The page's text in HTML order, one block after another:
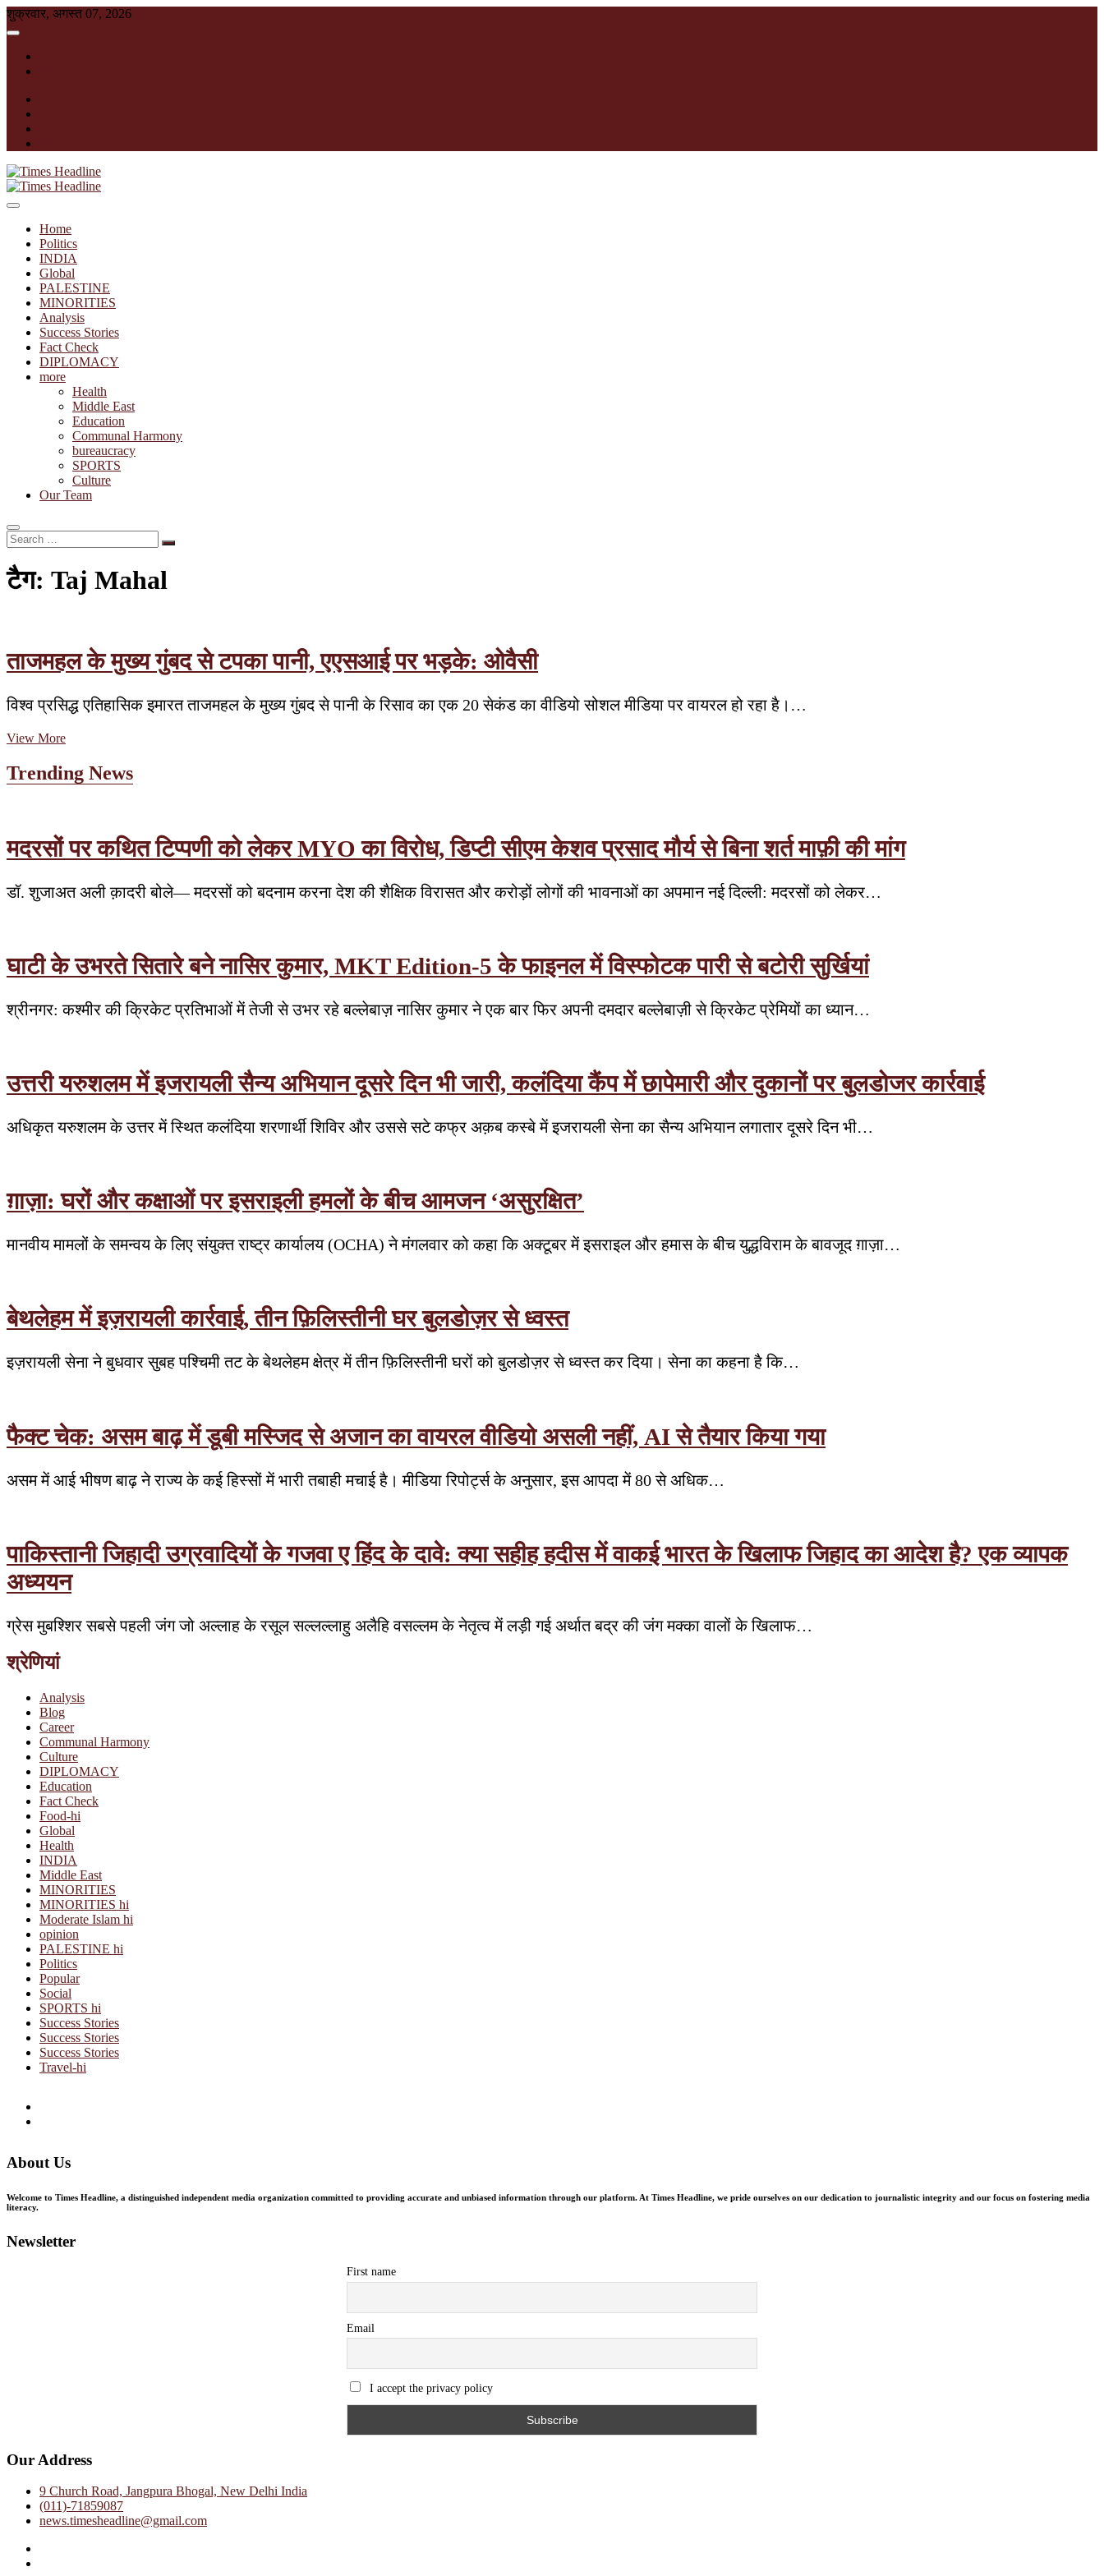
Skip
to
शुक्रवार, अगस्त 07, 2026
Times Headline
Home
Politics
INDIA
Global
PALESTINE
MINORITIES
Analysis
Success Stories
Fact Check
DIPLOMACY
more
Health
Middle East
Education
Communal Harmony
bureaucracy
SPORTS
Culture
Our Team
Search
…
टैग: Taj Mahal
ताजमहल के मुख्य गुंबद से टपका पानी, एएसआई पर भड़के: ओवैसी
विश्व प्रसिद्ध एतिहासिक इमारत ताजमहल के मुख्य गुंबद से पानी के रिसाव का एक 20 सेकंड का वीडियो सोशल मीडिया पर वायरल हो रहा है।…
View Moreताजमहल
मुख्य
गुंबद
एएसआई
पर
ओवैसी
Trending News
मदरसों पर कथित टिप्पणी को लेकर MYO का विरोध, डिप्टी सीएम केशव प्रसाद मौर्य से बिना शर्त माफ़ी की मांग
डॉ. शुजाअत अली क़ादरी बोले— मदरसों को बदनाम करना देश की शैक्षिक विरासत और करोड़ों लोगों की भावनाओं का अपमान नई दिल्ली: मदरसों को लेकर…
घाटी के उभरते सितारे बने नासिर कुमार, MKT Edition-5 के फाइनल में विस्फोटक पारी से बटोरी सुर्खियां
श्रीनगर: कश्मीर की क्रिकेट प्रतिभाओं में तेजी से उभर रहे बल्लेबाज़ नासिर कुमार ने एक बार फिर अपनी दमदार बल्लेबाज़ी से क्रिकेट प्रेमियों का ध्यान…
उत्तरी यरुशलम में इजरायली सैन्य अभियान दूसरे दिन भी जारी, कलंदिया कैंप में छापेमारी और दुकानों पर बुलडोजर कार्रवाई
अधिकृत यरुशलम के उत्तर में स्थित कलंदिया शरणार्थी शिविर और उससे सटे कफ्र अक़ब कस्बे में इजरायली सेना का सैन्य अभियान लगातार दूसरे दिन भी…
ग़ाज़ा: घरों और कक्षाओं पर इसराइली हमलों के बीच आमजन ‘असुरक्षित’
मानवीय मामलों के समन्वय के लिए संयुक्त राष्ट्र कार्यालय (OCHA) ने मंगलवार को कहा कि अक्टूबर में इसराइल और हमास के बीच युद्धविराम के बावजूद ग़ाज़ा…
बेथलेहम में इज़रायली कार्रवाई, तीन फ़िलिस्तीनी घर बुलडोज़र से ध्वस्त
इज़रायली सेना ने बुधवार सुबह पश्चिमी तट के बेथलेहम क्षेत्र में तीन फ़िलिस्तीनी घरों को बुलडोज़र से ध्वस्त कर दिया। सेना का कहना है कि…
फैक्ट चेक: असम बाढ़ में डूबी मस्जिद से अजान का वायरल वीडियो असली नहीं, AI से तैयार किया गया
असम में आई भीषण बाढ़ ने राज्य के कई हिस्सों में भारी तबाही मचाई है। मीडिया रिपोर्ट्स के अनुसार, इस आपदा में 80 से अधिक…
पाकिस्तानी जिहादी उग्रवादियों के गजवा ए हिंद के दावे: क्या सहीह हदीस में वाकई भारत के खिलाफ जिहाद का आदेश है? एक व्यापक
अध्ययन
ग्रेस मुबश्शिर सबसे पहली जंग जो अल्लाह के रसूल सल्लल्लाहु अलैहि वसल्लम के नेतृत्व में लड़ी गई अर्थात बद्र की जंग मक्का वालों के खिलाफ…
श्रेणियां
Analysis
Blog
Career
Communal Harmony
Culture
DIPLOMACY
Education
Fact Check
Food-hi
Global
Health
INDIA
Middle East
MINORITIES
MINORITIES hi
Moderate Islam hi
opinion
PALESTINE hi
Politics
Popular
Social
SPORTS hi
Success Stories
Success Stories
Success Stories
Travel-hi
About Us
Welcome to Times Headline, a distinguished independent media organization committed to providing accurate and unbiased information through our platform. At Times Headline, we pride ourselves on our dedication to journalistic integrity and our focus on fostering media
literacy.
Newsletter
First name
Email
I accept the privacy policy
Our Address
9 Church Road, Jangpura Bhogal, New Delhi India
(011)-71859087
news.timesheadline@gmail.com